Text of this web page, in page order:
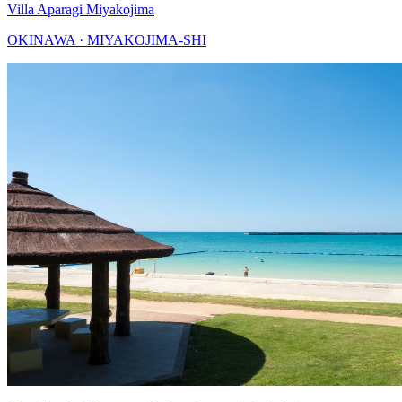
Villa Aparagi Miyakojima
OKINAWA · MIYAKOJIMA-SHI